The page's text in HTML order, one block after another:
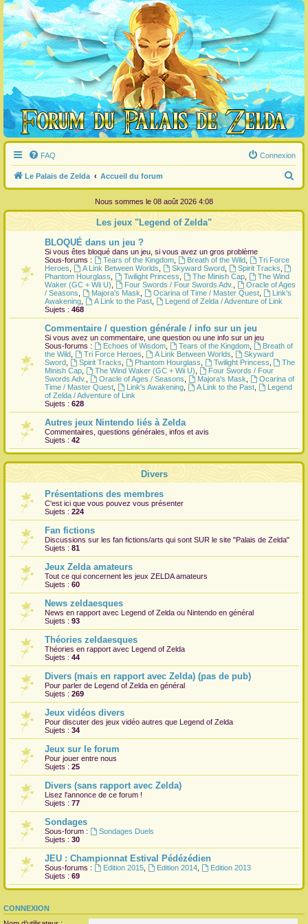
FAQ Connexion
Le Palais de Zelda Accueil du forum
e
c
Nous sommes le 08 août 2026 4:08
Les jeux "Legend of Zelda"
BLOQUÉ dans un jeu ?
Si vous êtes bloqué dans un jeu, si vous avez un gros problème
Sous-forums :
Tears of the Kingdom, Breath of the Wild,
Tri Force
Heroes
A Link Between Worlds Skyward Sword, Spirit Tracks
Phantom Hourglass
Twilight Princess The Minish Cap,
The Wind
Waker (GC + Wii U)
Four Swords / Four Swords Adv.
Oracle of Ages
/ Seasons
Majora's Mask Ocarina of Time / Master Quest,
Link's
Awakening
A Link to the Past,
Legend of Zelda / Adventure of Link
Sujets : 468
Commentaire / question générale / info sur un jeu
Si vous avez un commentaire, une question ou une info sur un jeu
Sous-forums :
Echoes of Wisdom, Tears of the Kingdom,
Breath of
the Wild
Tri Force Heroes A Link Between Worlds
Skyward
Sword
Spirit Tracks Phantom Hourglass Twilight Princess
The
Minish Cap
The Wind Waker (GC + Wii U)
Four Swords / Four
Swords Adv.
Oracle of Ages / Seasons Majora's Mask
Ocarina of
Time / Master Quest
Link's Awakening, A Link to the Past,
Legend
of Zelda / Adventure of Link
Sujets : 628
Autres jeux Nintendo liés à Zelda
Commentaires, questions générales, infos et avis
Sujets : 42
Divers
Présentations des membres
C'est ici que vous pouvez vous présenter
Sujets : 224
Fan fictions
Discussions sur les fan fictions/arts qui sont SUR le site "Palais de Zelda"
Sujets : 81
Jeux Zelda amateurs
Tout ce qui concernent les jeux ZELDA amateurs
Sujets : 60
News zeldaesques
News en rapport avec Legend of Zelda ou Nintendo en général
Sujets : 93
Théories zeldaesques
Théories en rapport avec Legend of Zelda
Sujets : 44
Divers (mais en rapport avec Zelda) (pas de pub)
Pour parler de Legend of Zelda en général
Sujets : 269
Jeux vidéos divers
Pour discuter des jeux vidéo autres que Legend of Zelda
Sujets : 34
Jeux sur le forum
Pour jouer entre nous
Sujets : 25
Divers (sans rapport avec Zelda)
Lisez l'annonce de ce forum !
Sujets : 77
Sondages
Sous-forum :
Sondages Duels
Sujets : 30
JEU : Championnat Estival Pédézédien
Sous-forums : Edition 2015, Edition 2014,
Edition 2013
Sujets : 69
CONNEXION